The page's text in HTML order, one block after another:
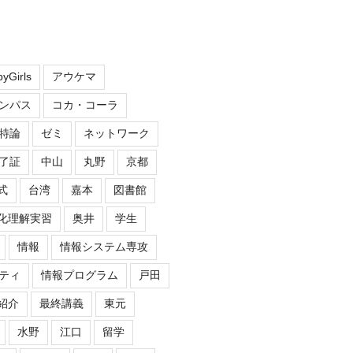
アウケマ
パス コカ・コーラ
論 ゼミ ネットワーク
証 中山 丸野 京都
台湾 嘉本 図書館
理解実習 奥井 学生
情報 情報システム専攻
ィ 情報プログラム 戸田
介 最終講義 東元
水野 江口 留学